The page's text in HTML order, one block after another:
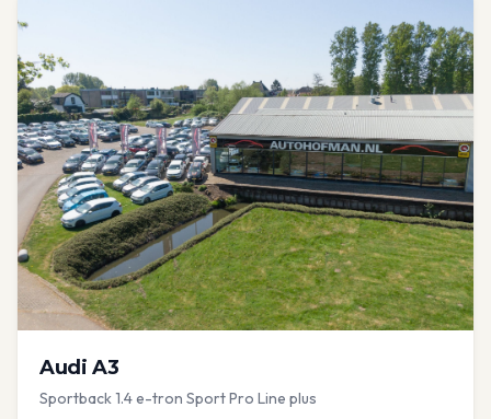
Audi A3
Sportback 1.4 e-tron Sport Pro Line plus